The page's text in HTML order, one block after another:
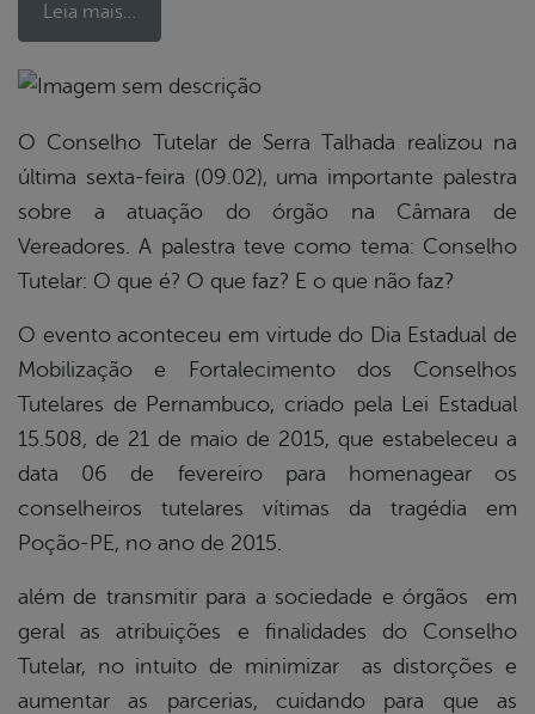
Leia mais…
O Conselho Tutelar de Serra Talhada realizou na
última sexta-feira (09.02), uma importante palestra
sobre a atuação do órgão na Câmara de
Vereadores. A palestra teve como tema: Conselho
Tutelar: O que é? O que faz? E o que não faz?
O evento aconteceu em virtude do Dia Estadual de
Mobilização e Fortalecimento dos Conselhos
Tutelares de Pernambuco, criado pela Lei Estadual
15.508, de 21 de maio de 2015, que estabeleceu a
data 06 de fevereiro para homenagear os
conselheiros tutelares vítimas da tragédia em
Poção-PE, no ano de 2015.
além de transmitir para a sociedade e órgãos em
geral as atribuições e finalidades do Conselho
Tutelar, no intuito de minimizar as distorções e
aumentar as parcerias, cuidando para que as